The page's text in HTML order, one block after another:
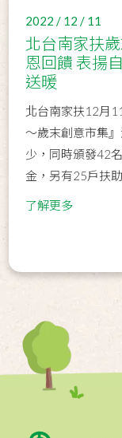
2022 / 12 / 11
北台南家扶
恩回饋 表揚
送暖
北台南家扶12月
～歲末創意市集
少，同時頒發42
金，另有25戶扶
了解更多